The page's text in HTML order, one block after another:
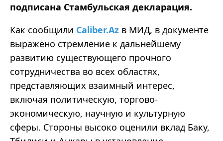
подписана Стамбульская декларация.
Как сообщили Caliber.Az в МИД, в документе
выражено стремление к дальнейшему
развитию существующего прочного
сотрудничества во всех областях,
представляющих взаимный интерес,
включая политическую, торгово-
экономическую, научную и культурную
сферы. Стороны высоко оценили вклад Баку,